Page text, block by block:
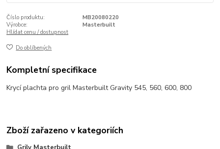
Číslo produktu:
MB20080220
Výrobce:
Masterbuilt
Hlídat cenu / dostupnost
Do oblíbených
Kompletní specifikace
Krycí plachta pro gril Masterbuilt Gravity 545, 560, 600, 800
Zboží zařazeno v kategoriích